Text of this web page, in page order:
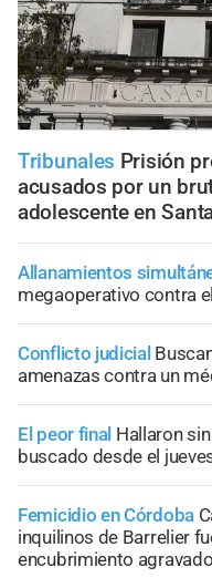
Tribunales Prisión
acusados por un
adolescente en
Allanamientos
megaoperativo contra
Conflicto judicial
amenazas contra un
El peor final Hallaron
buscado desde el
Femicidio en Córdoba
inquilinos de Barrelier
encubrimiento agravado